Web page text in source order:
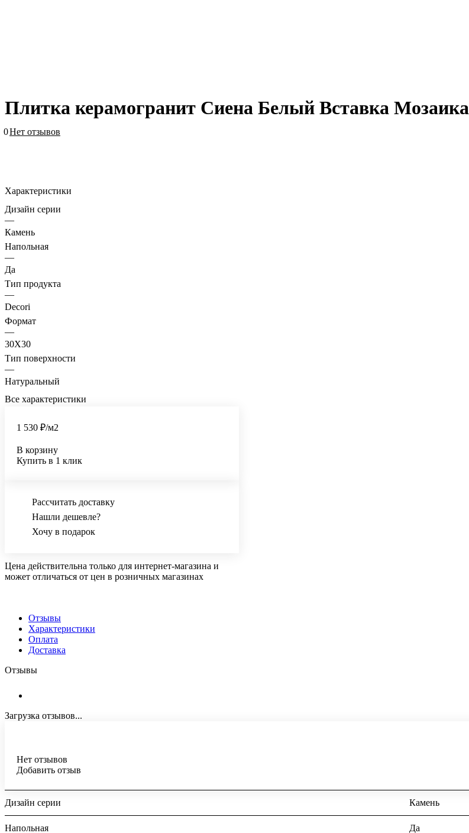
Плитка керамогранит Сиена Белый Вставка Мозаика
0Нет отзывов
Характеристики
Дизайн серии
—
Камень
Напольная
—
Да
Тип продукта
—
Decori
Формат
—
30X30
Тип поверхности
—
Натуральный
Все характеристики
1 530 ₽/м2
В корзину
Купить в 1 клик
Рассчитать доставку
Нашли дешевле?
Хочу в подарок
Цена действительна только для интернет-магазина и
может отличаться от цен в розничных магазинах
Отзывы
Характеристики
Оплата
Доставка
Отзывы
Загрузка отзывов...
Нет отзывов
Добавить отзыв
Дизайн серии Камень
Напольная Да